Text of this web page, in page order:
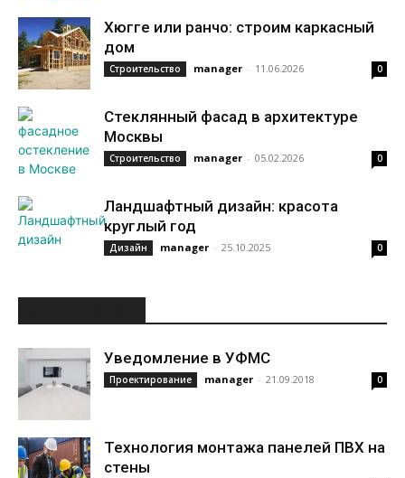
Хюгге или ранчо: строим каркасный
дом
Строительство manager - 11.06.2026 0
Стеклянный фасад в архитектуре
Москвы
Строительство manager - 05.02.2026 0
Ландшафтный дизайн: красота
круглый год
Дизайн manager - 25.10.2025 0
Уведомление в УФМС
Проектирование manager - 21.09.2018 0
Технология монтажа панелей ПВХ на
стены